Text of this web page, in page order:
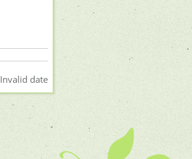
Invalid date